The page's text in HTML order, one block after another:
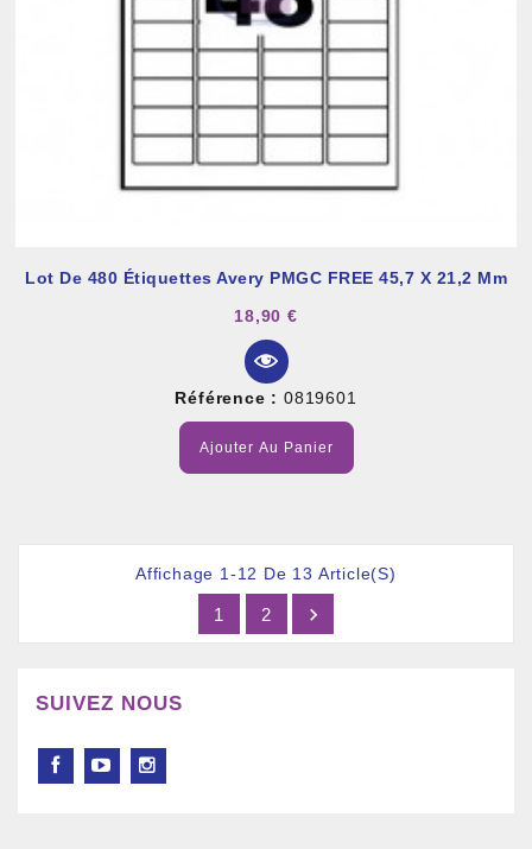
Lot De 480 Étiquettes Avery PMGC FREE 45,7 X 21,2 Mm
18,90 €
Référence : 0819601
Ajouter Au Panier
Affichage 1-12 De 13 Article(s)
1 2 
SUIVEZ NOUS